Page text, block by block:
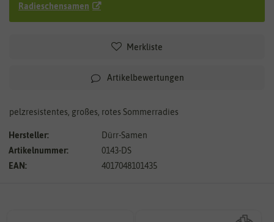
Radieschensamen
Merkliste
Artikelbewertungen
pelzresistentes, großes, rotes Sommerradies
Hersteller:
Dürr-Samen
Artikelnummer:
0143-DS
EAN:
4017048101435